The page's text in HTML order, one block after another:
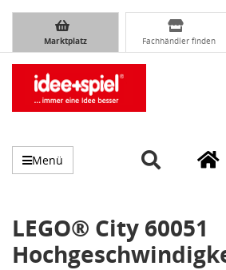
Marktplatz Fachhändler finden
Menü
LEGO® City 60051